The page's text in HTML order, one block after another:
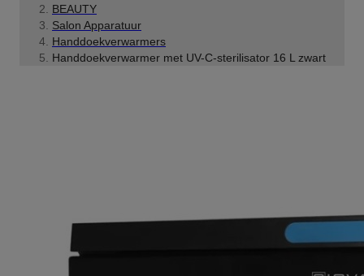
BEAUTY
Salon Apparatuur
Handdoekverwarmers
Handdoekverwarmer met UV-C-sterilisator 16 L zwart